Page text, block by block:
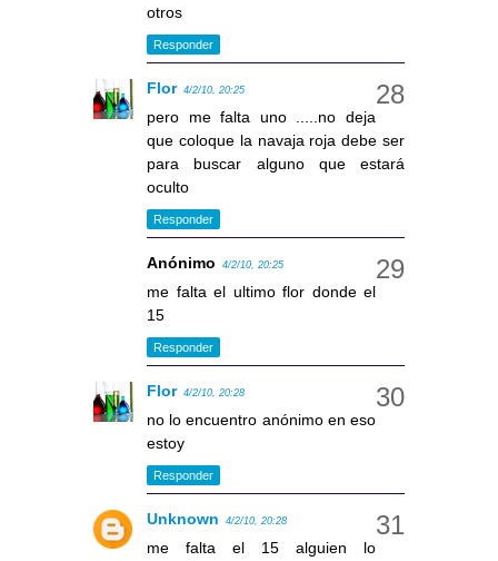
otros
Responder
Flor 4/2/10, 20:25
pero me falta uno .....no deja
que coloque la navaja roja debe ser
para buscar alguno que estará
oculto
Responder
Anónimo 4/2/10, 20:25
me falta el ultimo flor donde el
15
Responder
Flor 4/2/10, 20:28
no lo encuentro anónimo en eso
estoy
Responder
Unknown 4/2/10, 20:28
me falta el 15 alguien lo